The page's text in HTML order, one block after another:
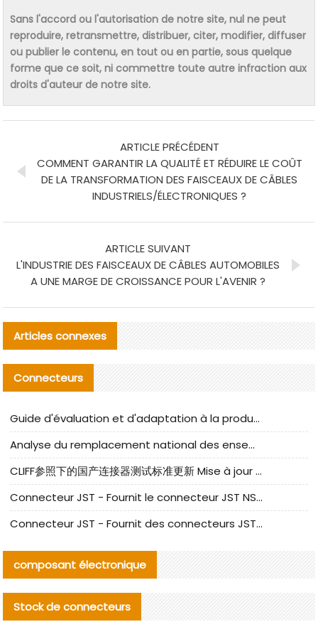
Sans l'accord ou l'autorisation de notre site, nul ne peut
reproduire, retransmettre, distribuer, citer, modifier, diffuser
ou publier le contenu, en tout ou en partie, sous quelque
forme que ce soit, ni commettre toute autre infraction aux
droits d'auteur de notre site.
ARTICLE PRÉCÉDENT
COMMENT GARANTIR LA QUALITÉ ET RÉDUIRE LE COÛT
DE LA TRANSFORMATION DES FAISCEAUX DE CÂBLES
INDUSTRIELS/ÉLECTRONIQUES ?
ARTICLE SUIVANT
L'INDUSTRIE DES FAISCEAUX DE CÂBLES AUTOMOBILES
A UNE MARGE DE CROISSANCE POUR L'AVENIR ?
Articles connexes
Connecteurs
Guide d'évaluation et d'adaptation à la production des composants de câbles nationaux CNC Tech
Analyse du remplacement national des ensembles de câbles à fréquence élevée I-PEX
CLIFF参照下的国产连接器测试标准更新 Mise à jour des normes de test des connecteurs nationaux sous la référence CLIFF
Connecteur JST - Fournit le connecteur JST NSHR-02V-S original | Équivalent
Connecteur JST - Fournit des connecteurs JST GHR-09V-S authentiques et des produits de remplacement|
composant électronique
Stock de connecteurs